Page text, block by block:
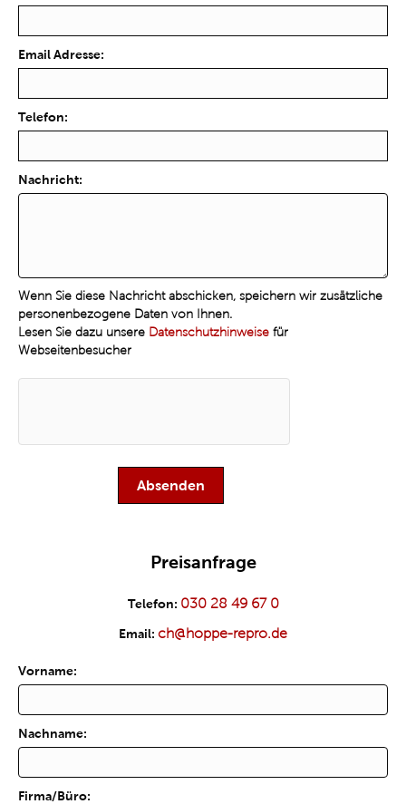
Email Adresse:
Telefon:
Nachricht:
Wenn Sie diese Nachricht abschicken, speichern wir zusätzliche
personenbezogene Daten von Ihnen.
Lesen Sie dazu unsere Datenschutzhinweise für
Webseitenbesucher
Preisanfrage
Telefon: 030 28 49 67 0
Email: ch@hoppe-repro.de
Vorname:
Nachname:
Firma/Büro: